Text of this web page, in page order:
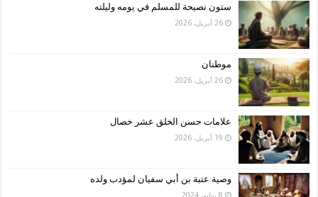
ستون نصيحة للمسلم في يومه وليلته
26 أبريل، 2026
موطنان
26 أبريل، 2026
علامات حسن الخلق عشر خصال
19 أبريل، 2026
وصية عتبة بن أبي سفيان لمؤدب ولده
8 يوليو، 2024